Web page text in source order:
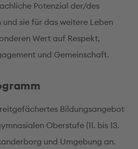
Potenzial der/des
und sie für das weitere Leben
Wert auf Respekt,
und Gemeinschaft.
Bildungsangebot
Oberstufe (11. bis 13.
und Umgebung an.